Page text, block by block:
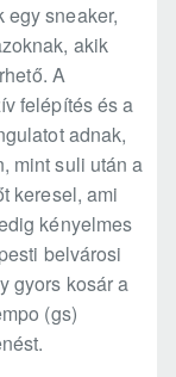
egy sneaker,
akik
A
felépítés és a
adnak,
mint suli után a
keresel, ami
kényelmes
belvárosi
gyors kosár a
(gs)